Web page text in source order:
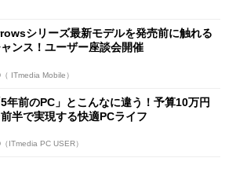
シリーズ最新モデルを発売前に触れる
ンス！ユーザー座談会開催
ITmedia Mobile）
5年前のPC」とこんなに違う！予算10万円
半で実現する快適PCライフ
ITmedia PC USER）